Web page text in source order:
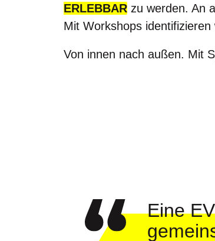
ERLEBBAR zu werden. An
Mit Workshops
Von innen nach außen. Mit
Eine